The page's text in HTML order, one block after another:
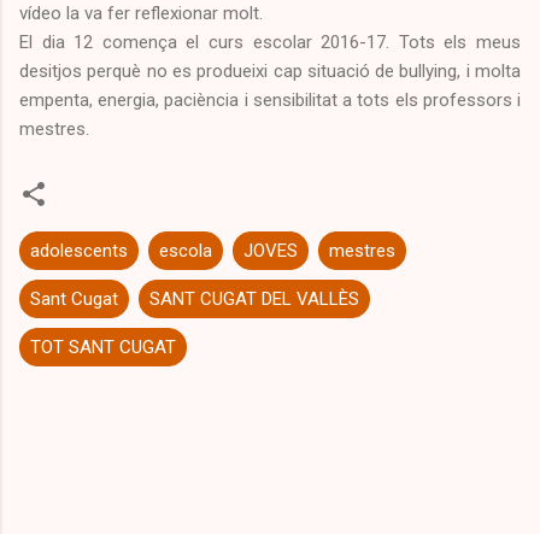
vídeo la va fer reflexionar molt.
El dia 12 comença el curs escolar 2016-17. Tots els meus
desitjos perquè no es produeixi cap situació de bullying, i molta
empenta, energia, paciència i sensibilitat a tots els professors i
mestres.
adolescents escola JOVES mestres
Sant Cugat SANT CUGAT DEL VALLÈS
TOT SANT CUGAT